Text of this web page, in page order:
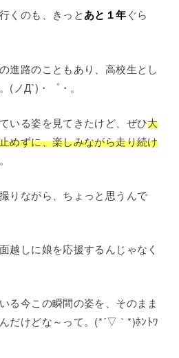
くのも、きっとあと１年ぐら
進路のこともあり、高校生とし
(ノД`)・゜・。
いる姿を見てきたけど、ぜひ大
めずに、楽しみながら走り続け
りながら、ちょっと思うんで
越しに娘を応援するんじゃなく
る今この瞬間の姿を、そのまま
だけどな～って。(*´▽｀*)ﾎﾝﾄﾜ